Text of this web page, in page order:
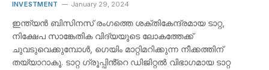
രംഗത്ത് പ്രവേശിക്കുന്നു.
INVESTMENT January 29, 2024
ഇന്ത്യൻ ബിസിനസ് രംഗത്തെ ശക്തികേന്ദ്രമായ ടാറ്റ,
നിക്ഷേപ സാങ്കേതിക വിദ്യയുടെ ലോകത്തേക്ക്
ചുവടുവെക്കുമ്പോൾ, ഗെയിം മാറ്റിമറിക്കുന്ന നീക്കത്തിന്
തയ്യാറാകൂ. ടാറ്റ ഗ്രൂപ്പിൻ്റെ ഡിജിറ്റൽ വിഭാഗമായ ടാറ്റ